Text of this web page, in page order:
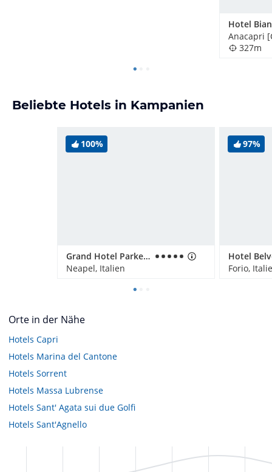
Hotel
Anacapri
327m
Beliebte Hotels in Kampanien
100%
Grand Hotel Parker's
Neapel, Italien
97%
Hotel
Forio,
Orte in der Nähe
Hotels Capri
Hotels Marina del Cantone
Hotels Sorrent
Hotels Massa Lubrense
Hotels Sant' Agata sui due Golfi
Hotels Sant'Agnello